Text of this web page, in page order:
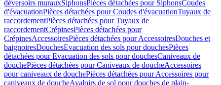
déversoirs murauxSiphonsPièces détachées pour SiphonsCoudes
d'évacuationPièces détachées pour Coudes d'évacuationTuyaux de
raccordementPièces détachées pour Tuyaux de
raccordementCrépinesPièces détachées pour
CrépinesAccessoiresPièces détachées pour AccessoiresDouches et
baignoiresDouchesEvacuation des sols pour douchesPièces
détachées pour Evacuation des sols pour douchesCaniveaux de
douchePièces détachées pour Caniveaux de doucheAccessoires
pour caniveaux de douchePièces détachées pour Accessoires pour
caniveaux de doucheAvaloirs de sol pour douches de plain-